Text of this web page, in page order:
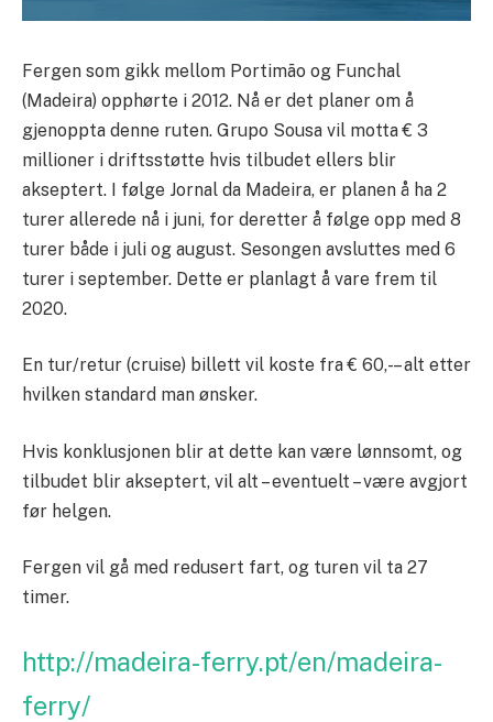
Fergen som gikk mellom Portimão og Funchal
(Madeira) opphørte i 2012. Nå er det planer om å
gjenoppta denne ruten. Grupo Sousa vil motta € 3
millioner i driftsstøtte hvis tilbudet ellers blir
akseptert. I følge Jornal da Madeira, er planen å ha 2
turer allerede nå i juni, for deretter å følge opp med 8
turer både i juli og august. Sesongen avsluttes med 6
turer i september. Dette er planlagt å vare frem til
2020.
En tur/retur (cruise) billett vil koste fra € 60,- – alt etter
hvilken standard man ønsker.
Hvis konklusjonen blir at dette kan være lønnsomt, og
tilbudet blir akseptert, vil alt – eventuelt – være avgjort
før helgen.
Fergen vil gå med redusert fart, og turen vil ta 27
timer.
http://madeira-ferry.pt/en/madeira-
ferry/